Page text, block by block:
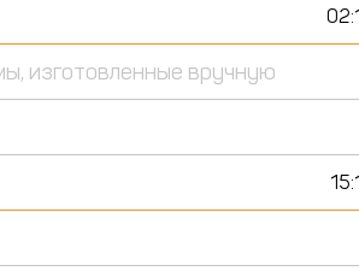
изготовленные вручную